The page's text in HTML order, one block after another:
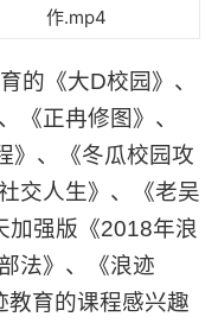
作.mp4
的《大D校园》、
《正冉修图》、
》、《冬瓜校园攻
交人生》、《老吴
加强版《2018年浪
法》、《浪迹
教育的课程感兴趣